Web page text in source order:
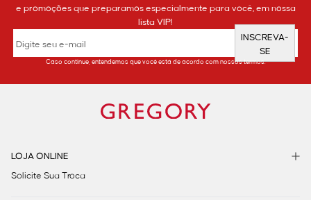
e promoções que preparamos especialmente para você, em nossa
lista VIP!
INSCREVA-
SE
Caso continue, entendemos que você está de acordo com nossos termos.
LOJA ONLINE
Solicite Sua Troca